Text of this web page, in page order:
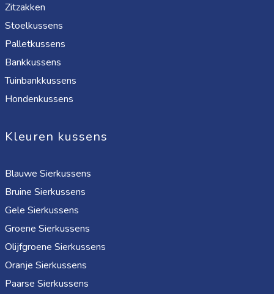
Zitzakken
Stoelkussens
Palletkussens
Bankkussens
Tuinbankkussens
Hondenkussens
Kleuren kussens
Blauwe Sierkussens
Bruine Sierkussens
Gele Sierkussens
Groene Sierkussens
Olijfgroene Sierkussens
Oranje Sierkussens
Paarse Sierkussens